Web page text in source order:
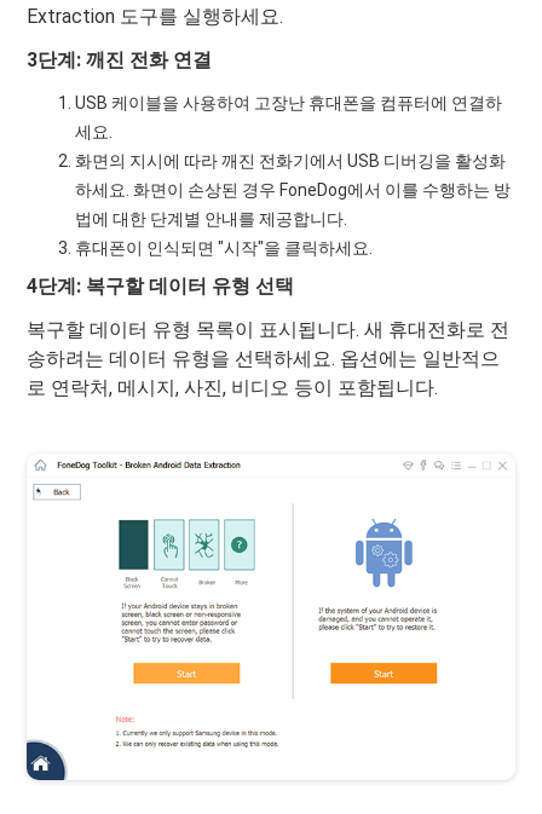
Extraction 도구를 실행하세요.
3단계: 깨진 전화 연결
USB 케이블을 사용하여 고장난 휴대폰을 컴퓨터에 연결하
세요.
화면의 지시에 따라 깨진 전화기에서 USB 디버깅을 활성화
하세요. 화면이 손상된 경우 FoneDog에서 이를 수행하는 방
법에 대한 단계별 안내를 제공합니다.
휴대폰이 인식되면 "시작"을 클릭하세요.
4단계: 복구할 데이터 유형 선택
복구할 데이터 유형 목록이 표시됩니다. 새 휴대전화로 전
송하려는 데이터 유형을 선택하세요. 옵션에는 일반적으
로 연락처, 메시지, 사진, 비디오 등이 포함됩니다.